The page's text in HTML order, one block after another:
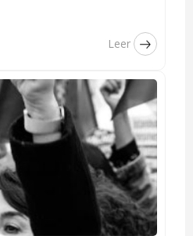
Leer